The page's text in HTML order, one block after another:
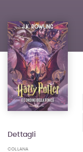
Dettagli
COLLANA